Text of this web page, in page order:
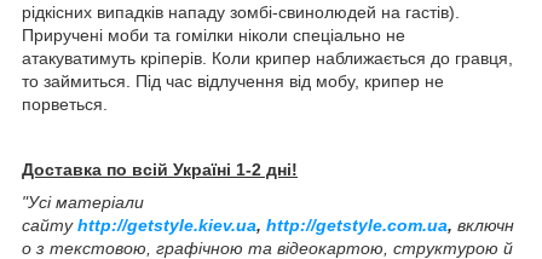
рідкісних випадків нападу зомбі-свинолюдей на гастів).
Приручені моби та гомілки ніколи спеціально не
атакуватимуть кріперів. Коли крипер наближається до гравця,
то займиться. Під час відлучення від мобу, крипер не
порветься.
Доставка по всій Україні 1-2 дні!
"Усі матеріали
сайтуhttp://getstyle.kiev.ua, http://getstyle.com.ua, включн
о з текстовою, графічною та відеокартою, структурою й